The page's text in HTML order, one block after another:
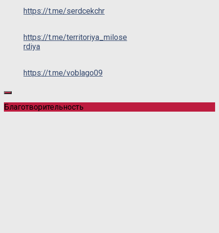
https://t.me/serdcekchr
https://t.me/territoriya_milose
rdiya
https://t.me/voblago09
Благотворительность